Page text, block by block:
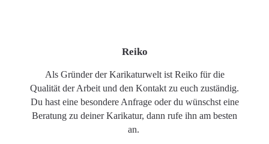
Reiko
Als Gründer der Karikaturwelt ist Reiko für die
Qualität der Arbeit und den Kontakt zu euch zuständig.
Du hast eine besondere Anfrage oder du wünschst eine
Beratung zu deiner Karikatur, dann rufe ihn am besten
an.